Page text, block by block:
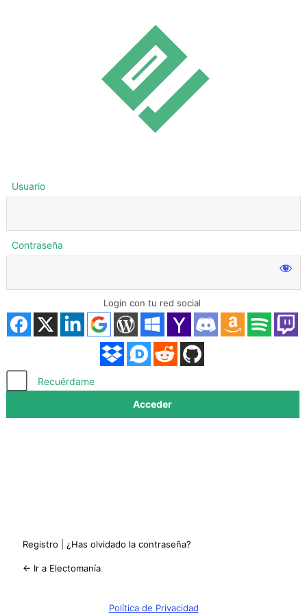
Acceder
Usuario
Contraseña
Login con tu red social
Recuérdame
Registro ¿Has olvidado la contraseña?
← Ir a Electomanía
Política de Privacidad